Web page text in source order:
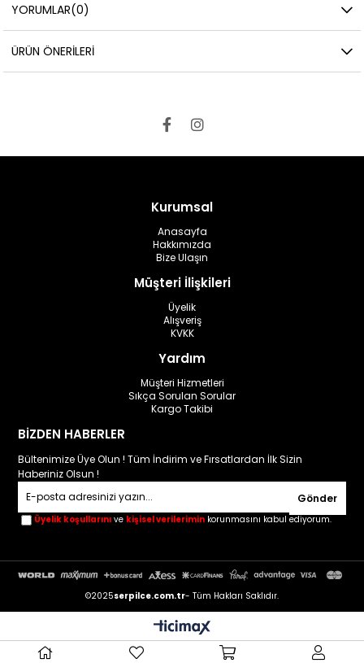
YORUMLAR(0)
ÜRÜN ÖNERILERI
Kurumsal
Anasayfa
Hakkımızda
Bize Ulaşın
Müşteri İlişkileri
Üyelik
Alışveriş
KVKK
Yardım
Müşteri Hizmetleri
Sıkça Sorulan Sorular
Kargo Takibi
BİZDEN HABERLER
Bültenimize Üye Olun ! Tüm İndirim ve Fırsatlardan İlk Sizin
Haberiniz Olsun !
Gönder
Üyelik koşullarını ve kişisel verilerimin korunmasını kabul ediyorum.
©2025serpilce.com.tr- Tüm Hakları Saklıdır.